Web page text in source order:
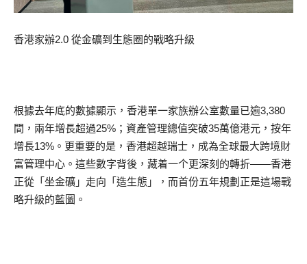
香港家辦2.0 從金礦到生態圈的戰略升級
根據去年底的數據顯示，香港單一家族辦公室數量已逾3,380
間，兩年增長超過25%；資產管理總值突破35萬億港元，按年
增長13%。更重要的是，香港超越瑞士，成為全球最大跨境財
富管理中心。這些數字背後，藏着一个更深刻的轉折——香港
正從「坐金礦」走向「造生態」，而首份五年規劃正是這場戰
略升級的藍圖。